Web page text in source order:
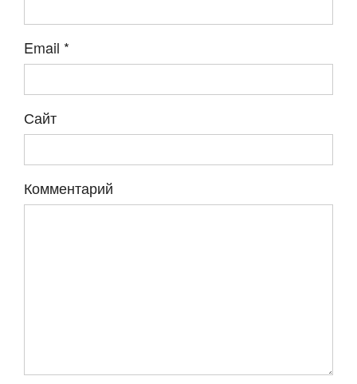
Email *
Сайт
Комментарий